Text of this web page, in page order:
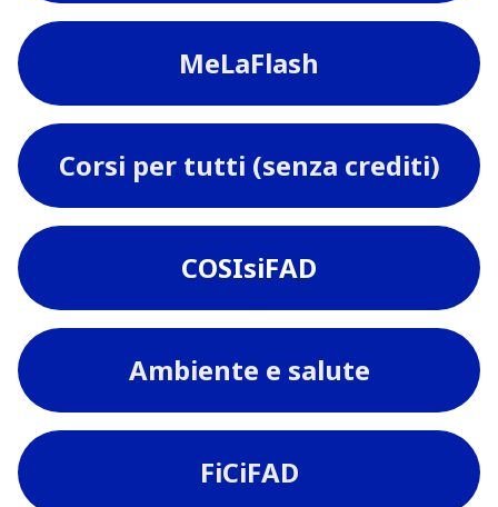
MeLaFlash
Corsi per tutti (senza crediti)
COSIsiFAD
Ambiente e salute
FiCiFAD